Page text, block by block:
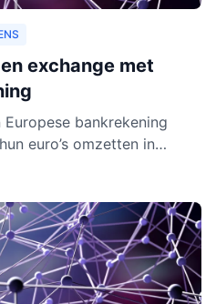
exchange met
bankrekening
euro’s omzetten in
geld gestort te